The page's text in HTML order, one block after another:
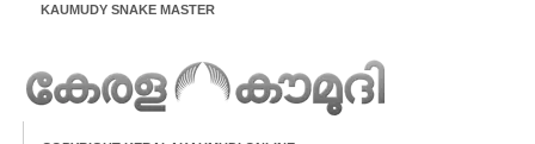
KAUMUDY SNAKE MASTER